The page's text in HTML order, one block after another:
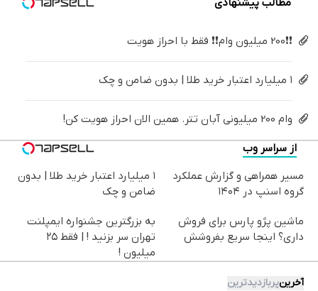
مطالب پیشنهادی
❗❗200 میلیون وام❗❗ فقط با احراز هویت
۱ میلیارد اعتبار خرید طلا | بدون ضامن و چک
وام 200 میلیونی آبان تتر. همین الان احراز هویت کن!
از سراسر وب
مسیر همراهی و گزارش عملکرد
گروه اسنپ در ۱۴۰۴
۱ میلیارد اعتبار خرید طلا | بدون
ضامن و چک
ماشین پژو پارس برای فروش
داری؟ اینجا سریع بفروشش
به بزرگترین جشنواره ایمپلنت
تهران سر بزنید ! | فقط ۲۵
میلیون !
آخرینپربازدیدترین